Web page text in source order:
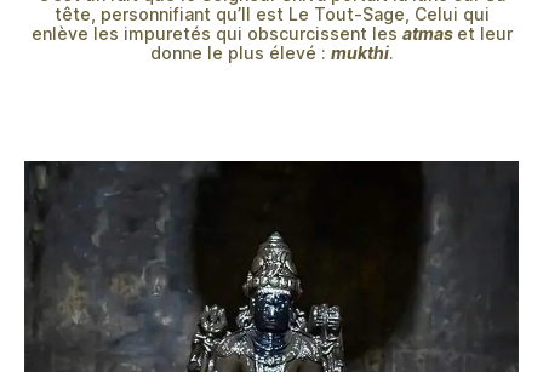
tête, personnifiant qu’Il est Le Tout-Sage, Celui qui
enlève les impuretés qui obscurcissent les atmas et leur
donne le plus élevé : mukthi.